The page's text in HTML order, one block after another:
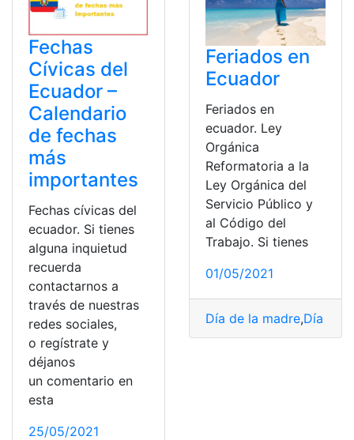
Fechas
Cívicas del
Ecuador –
Calendario
de fechas
más
importantes
Fechas cívicas del
ecuador. Si tienes
alguna inquietud
recuerda
contactarnos a
través de nuestras
redes sociales,
o regístrate y
déjanos
un comentario en
esta
25/05/2021
Feriados en
Ecuador
Feriados en
ecuador. Ley
Orgánica
Reformatoria a la
Ley Orgánica del
Servicio Público y
al Código del
Trabajo. Si tienes
01/05/2021
Día de la madre,Día de